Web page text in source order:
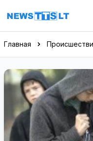
Перейти к
Главная